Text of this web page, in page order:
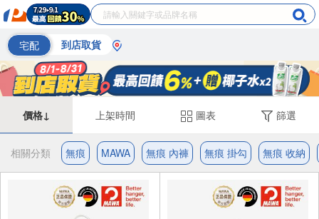
宅配 到店取貨
價格↓ 上架時間 圖表 篩選
相關分類 無痕 MAWA 無痕 內褲 無痕 掛勾 無痕 收納